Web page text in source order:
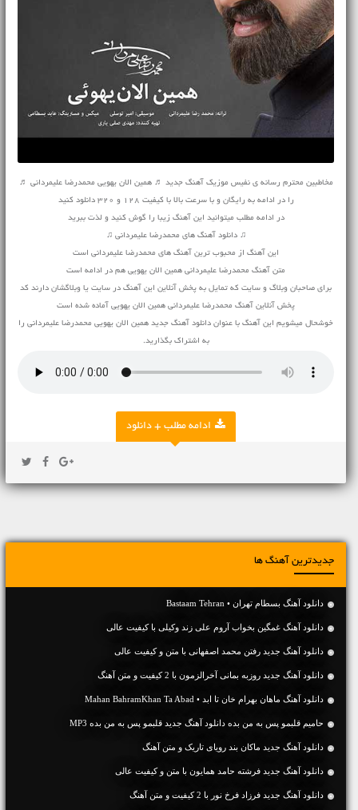
مخاطبین محترم رسانه ی نفیس موزیک آهنگ جدید ♬ همین الان یهویی محمدرضا علیمردانی ♬
را در ادامه به رایگان و با سرعت بالا با کیفیت 128 و 320 دانلود کنید
در ادامه مطلب میتوانید این آهنگ زیبا را گوش کنید و لذت ببرید
♫ دانلود آهنگ های محمدرضا علیمردانی ♫
این آهنگ از محبوب ترین آهنگ های محمدرضا علیمردانی است
متن آهنگ محمدرضا علیمردانی همین الان یهویی هم در ادامه است
برای صاحبان وبلاگ و سایت که تمایل به پخش آنلاین این آهنگ در سایت یا وبلاگشان دارند کد
پخش آنلاین آهنگ محمدرضا علیمردانی همین الان یهویی آماده شده است
خوشحال میشویم این آهنگ با عنوان دانلود آهنگ جدید همین الان یهویی محمدرضا علیمردانی را
به اشتراک بگذارید.
ادامه مطلب + دانلود
جدیدترین آهنگ ها
دانلود آهنگ بسطام تهران • Bastaam Tehran
دانلود آهنگ غمگین بخواب آروم علی زند وکیلی با کیفیت عالی
دانلود آهنگ جديد رفتن محمد اصفهانی با متن و کیفیت عالی
دانلود آهنگ جديد روزبه بمانی آخرالزمون با 2 کیفیت و متن آهنگ
دانلود آهنگ ماهان بهرام خان تا ابد • Mahan BahramKhan Ta Abad
حامیم قلبمو پس به من بده دانلود آهنگ جدید قلبمو پس به من بده MP3
دانلود آهنگ جديد ماکان بند رویای تاریک و متن آهنگ
دانلود آهنگ جديد فرشته حامد همایون با متن و کیفیت عالی
دانلود آهنگ جديد فرزاد فرخ نور با 2 کیفیت و متن آهنگ